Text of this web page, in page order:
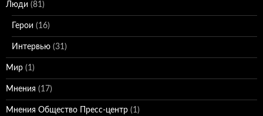
Люди (81)
Герои (16)
Интервью (31)
Мир (1)
Мнения (17)
Мнения Общество Пресс-центр (1)